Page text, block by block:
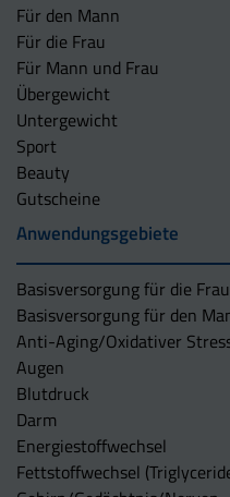
Für den Mann
Für die Frau
Für Mann und Frau
Übergewicht
Untergewicht
Sport
Beauty
Gutscheine
Anwendungsgebiete
Basisversorgung für die Frau
Basisversorgung für den
Anti-Aging/Oxidativer
Augen
Blutdruck
Darm
Energiestoffwechsel
Fettstoffwechsel